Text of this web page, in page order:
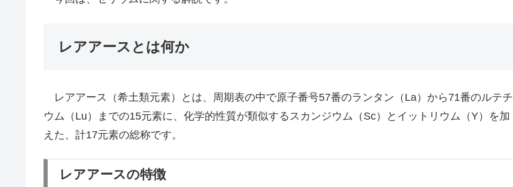
レアアースとは何か
レアアース（希土類元素）とは、周期表の中で原子番号57番のランタン（La）から71番のルテチ
ウム（Lu）までの15元素に、化学的性質が類似するスカンジウム（Sc）とイットリウム（Y）を加
えた、計17元素の総称です。
レアアースの特徴